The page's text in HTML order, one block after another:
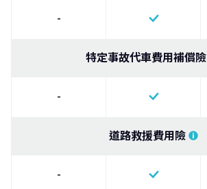
-
特定事故代車費用補償險
-
道路救援費用險
-